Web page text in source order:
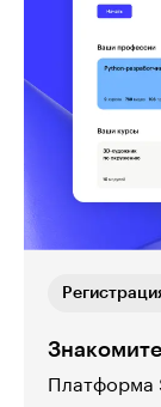
Платформа